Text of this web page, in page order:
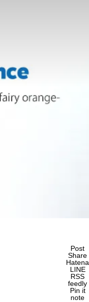
Post
Share
Hatena
LINE
RSS
feedly
Pin it
note